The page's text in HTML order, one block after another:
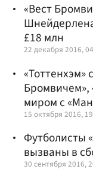
«Вест
£18 млн
22 декабря 2016,
«Тоттенхэм»
Бромвичем»,
миром с
15 октября 2016,
Футболисты
вызваны в
30 сентября 2016,